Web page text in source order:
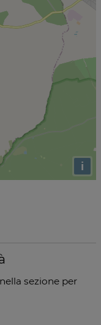
i
sezione per